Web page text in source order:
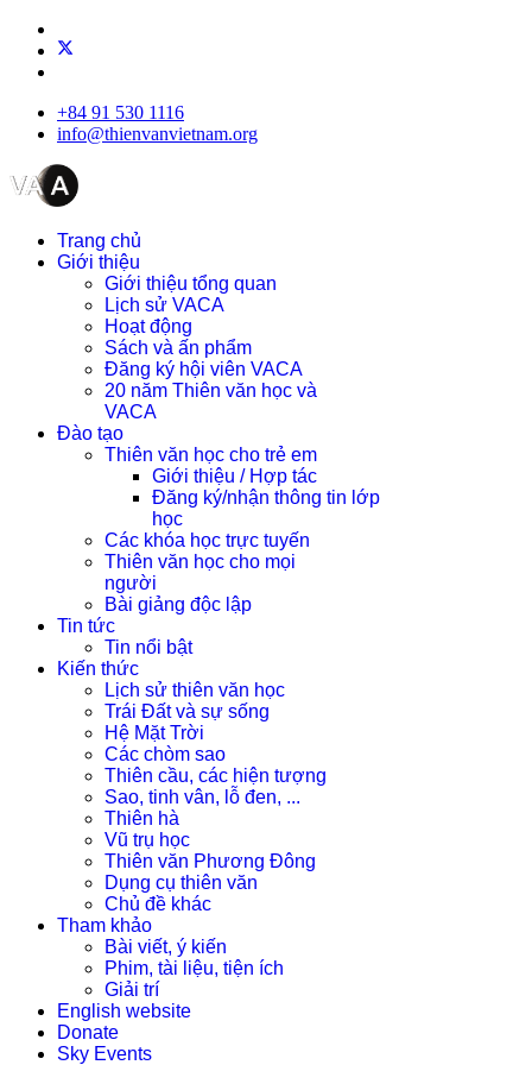
+84 91 530 1116
info@thienvanvietnam.org
Trang chủ
Giới thiệu
Giới thiệu tổng quan
Lịch sử VACA
Hoạt động
Sách và ấn phẩm
Đăng ký hội viên VACA
20 năm Thiên văn học và
VACA
Đào tạo
Thiên văn học cho trẻ em
Giới thiệu / Hợp tác
Đăng ký/nhận thông tin lớp
học
Các khóa học trực tuyến
Thiên văn học cho mọi
người
Bài giảng độc lập
Tin tức
Tin nổi bật
Kiến thức
Lịch sử thiên văn học
Trái Đất và sự sống
Hệ Mặt Trời
Các chòm sao
Thiên cầu, các hiện tượng
Sao, tinh vân, lỗ đen, ...
Thiên hà
Vũ trụ học
Thiên văn Phương Đông
Dụng cụ thiên văn
Chủ đề khác
Tham khảo
Bài viết, ý kiến
Phim, tài liệu, tiện ích
Giải trí
English website
Donate
Sky Events